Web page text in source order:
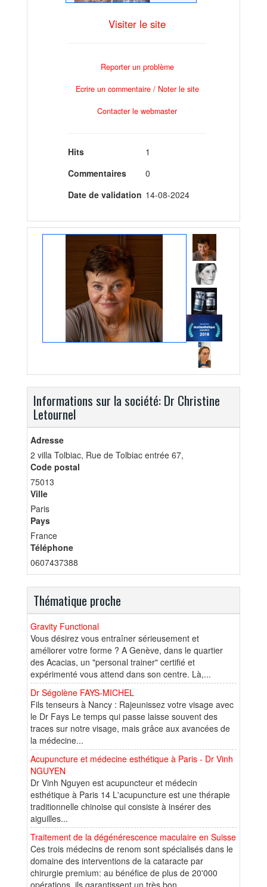
Visiter le site
Reporter un problème
Ecrire un commentaire / Noter le site
Contacter le webmaster
Hits
1
Commentaires
0
Date de validation 14-08-2024
Informations sur la société: Dr Christine
Letournel
Adresse
2 villa Tolbiac, Rue de Tolbiac entrée 67,
Code postal
75013
Ville
Paris
Pays
France
Téléphone
0607437388
Thématique proche
Gravity Functional
Vous désirez vous entraîner sérieusement et
améliorer votre forme ? A Genève, dans le quartier
des Acacias, un "personal trainer" certifié et
expérimenté vous attend dans son centre. Là,...
Dr Ségolène FAYS-MICHEL
Fils tenseurs à Nancy : Rajeunissez votre visage avec
le Dr Fays Le temps qui passe laisse souvent des
traces sur notre visage, mais grâce aux avancées de
la médecine...
Acupuncture et médecine esthétique à Paris - Dr Vinh
NGUYEN
Dr Vinh Nguyen est acupuncteur et médecin
esthétique à Paris 14 L'acupuncture est une thérapie
traditionnelle chinoise qui consiste à insérer des
aiguilles...
Traitement de la dégénérescence maculaire en Suisse
Ces trois médecins de renom sont spécialisés dans le
domaine des interventions de la cataracte par
chirurgie premium: au bénéfice de plus de 20'000
opérations, ils garantissent un très bon...